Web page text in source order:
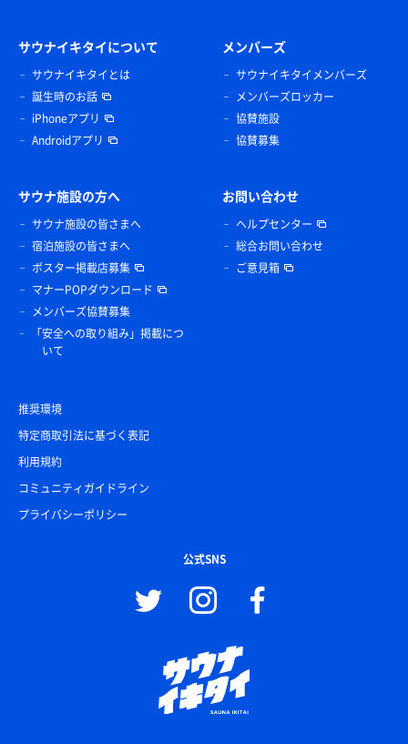
サウナイキタイについて
サウナイキタイとは
誕生時のお話
iPhoneアプリ
Androidアプリ
メンバーズ
サウナイキタイメンバーズ
メンバーズロッカー
協賛施設
協賛募集
サウナ施設の方へ
サウナ施設の皆さまへ
宿泊施設の皆さまへ
ポスター掲載店募集
マナーPOPダウンロード
メンバーズ協賛募集
「安全への取り組み」掲載につ
いて
お問い合わせ
ヘルプセンター
総合お問い合わせ
ご意見箱
推奨環境
特定商取引法に基づく表記
利用規約
コミュニティガイドライン
プライバシーポリシー
公式SNS